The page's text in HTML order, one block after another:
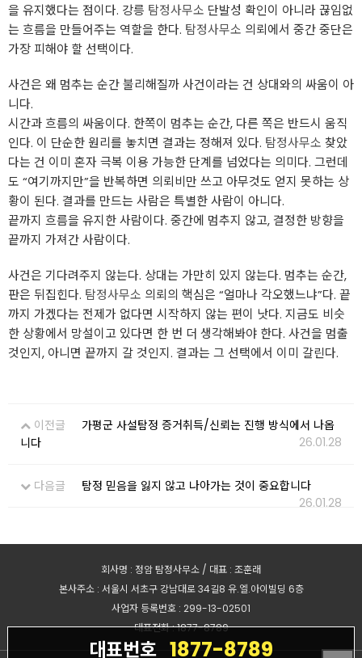
을 유지했다는 점이다. 강릉 탐정사무소 단발성 확인이 아니라 끊임없
는 흐름을 만들어주는 역할을 한다. 탐정사무소 의뢰에서 중간 중단은
가장 피해야 할 선택이다.
사건은 왜 멈추는 순간 불리해질까 사건이라는 건 상대와의 싸움이 아
니다.
시간과 흐름의 싸움이다. 한쪽이 멈추는 순간, 다른 쪽은 반드시 움직
인다. 이 단순한 원리를 놓치면 결과는 정해져 있다. 탐정사무소 찾았
다는 건 이미 혼자 극복 이용 가능한 단계를 넘었다는 의미다. 그런데
도 “여기까지만”을 반복하면 의뢰비만 쓰고 아무것도 얻지 못하는 상
황이 된다. 결과를 만드는 사람은 특별한 사람이 아니다.
끝까지 흐름을 유지한 사람이다. 중간에 멈추지 않고, 결정한 방향을
끝까지 가져간 사람이다.
사건은 기다려주지 않는다. 상대는 가만히 있지 않는다. 멈추는 순간,
판은 뒤집힌다. 탐정사무소 의뢰의 핵심은 “얼마나 각오했느냐”다. 끝
까지 가겠다는 전제가 없다면 시작하지 않는 편이 낫다. 지금도 비슷
한 상황에서 망설이고 있다면 한 번 더 생각해봐야 한다. 사건을 멈출
것인지, 아니면 끝까지 갈 것인지. 결과는 그 선택에서 이미 갈린다.
이전글
가평군 사설탐정 증거취득/신뢰는 진행 방식에서 나옵
니다
26.01.28
다음글
탐정 믿음을 잃지 않고 나아가는 것이 중요합니다
26.01.28
대표번호 1877-8789
회사명 : 정암 탐정사무소 / 대표 : 조훈래
본사주소 : 서울시 서초구 강남대로 34길8 유.엘.아이빌딩 6층
사업자 등록번호 : 299-13-02501
대표전화 : 1877-8789